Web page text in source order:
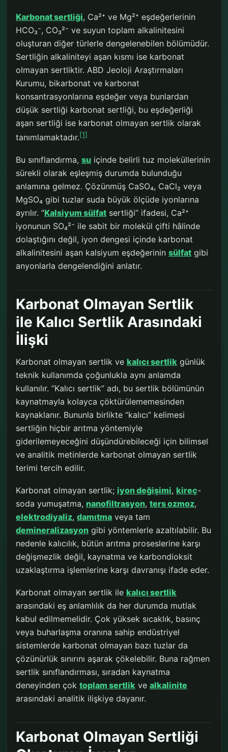
Karbonat sertliği, Ca²⁺ ve Mg²⁺ eşdeğerlerinin
HCO₃⁻, CO₃²⁻ ve suyun toplam alkalinitesini
oluşturan diğer türlerle dengelenebilen bölümüdür.
Sertliğin alkaliniteyi aşan kısmı ise karbonat
olmayan sertliktir. ABD Jeoloji Araştırmaları
Kurumu, bikarbonat ve karbonat
konsantrasyonlarına eşdeğer veya bunlardan
düşük sertliği karbonat sertliği, bu eşdeğerliği
aşan sertliği ise karbonat olmayan sertlik olarak
tanımlamaktadır.[1]
Bu sınıflandırma, su içinde belirli tuz moleküllerinin
sürekli olarak eşleşmiş durumda bulunduğu
anlamına gelmez. Çözünmüş CaSO₄, CaCl₂ veya
MgSO₄ gibi tuzlar suda büyük ölçüde iyonlarına
ayrılır. “Kalsiyum sülfat sertliği” ifadesi, Ca²⁺
iyonunun SO₄²⁻ ile sabit bir molekül çifti hâlinde
dolaştığını değil, iyon dengesi içinde karbonat
alkalinitesini aşan kalsiyum eşdeğerinin sülfat gibi
anyonlarla dengelendiğini anlatır.
Karbonat Olmayan Sertlik
ile Kalıcı Sertlik Arasındaki
İlişki
Karbonat olmayan sertlik ve kalıcı sertlik günlük
teknik kullanımda çoğunlukla aynı anlamda
kullanılır. “Kalıcı sertlik” adı, bu sertlik bölümünün
kaynatmayla kolayca çöktürülememesinden
kaynaklanır. Bununla birlikte “kalıcı” kelimesi
sertliğin hiçbir arıtma yöntemiyle
giderilemeyeceğini düşündürebileceği için bilimsel
ve analitik metinlerde karbonat olmayan sertlik
terimi tercih edilir.
Karbonat olmayan sertlik; iyon değişimi, kireç-
soda yumuşatma, nanofiltrasyon, ters ozmoz,
elektrodiyaliz, damıtma veya tam
demineralizasyon gibi yöntemlerle azaltılabilir. Bu
nedenle kalıcılık, bütün arıtma proseslerine karşı
değişmezlik değil, kaynatma ve karbondioksit
uzaklaştırma işlemlerine karşı davranışı ifade eder.
Karbonat olmayan sertlik ile kalıcı sertlik
arasındaki eş anlamlılık da her durumda mutlak
kabul edilmemelidir. Çok yüksek sıcaklık, basınç
veya buharlaşma oranına sahip endüstriyel
sistemlerde karbonat olmayan bazı tuzlar da
çözünürlük sınırını aşarak çökelebilir. Buna rağmen
sertlik sınıflandırması, sıradan kaynatma
deneyinden çok toplam sertlik ve alkalinite
arasındaki analitik ilişkiye dayanır.
Karbonat Olmayan Sertliği